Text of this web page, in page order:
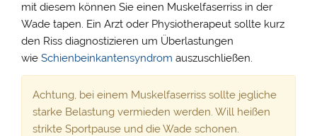
mit diesem können Sie einen Muskelfaserriss in der
Wade tapen. Ein Arzt oder Physiotherapeut sollte kurz
den Riss diagnostizieren um Überlastungen
wieSchienbeinkantensyndrom auszuschließen.
Achtung, bei einem Muskelfaserriss sollte jegliche
starke Belastung vermieden werden. Will heißen
strikte Sportpause und die Wade schonen.